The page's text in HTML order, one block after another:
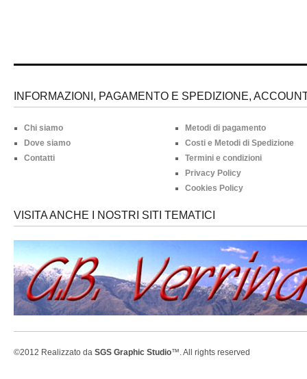
INFORMAZIONI, PAGAMENTO E SPEDIZIONE,
Chi siamo
Dove siamo
Contatti
Metodi di pagamento
Costi e Metodi di Spedizione
Termini e condizioni
Privacy Policy
Cookies Policy
VISITA ANCHE I NOSTRI SITI TEMATICI
©2012 Realizzato da SGS Graphic Studio™. All rights reserved